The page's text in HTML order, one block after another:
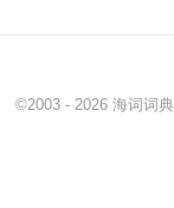
©2003 - 2026 海词词典